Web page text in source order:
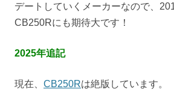
デートしていくメーカーなので、
CB250Rにも期待大です！
2025年追記
現在、 CB250Rは絶版しています。